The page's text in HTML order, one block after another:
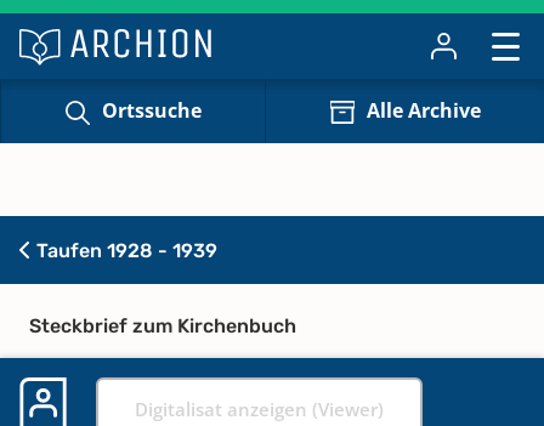
Ortssuche Alle Archive
Taufen 1928 - 1939
Steckbrief zum Kirchenbuch
Digitalisat anzeigen (Viewer)